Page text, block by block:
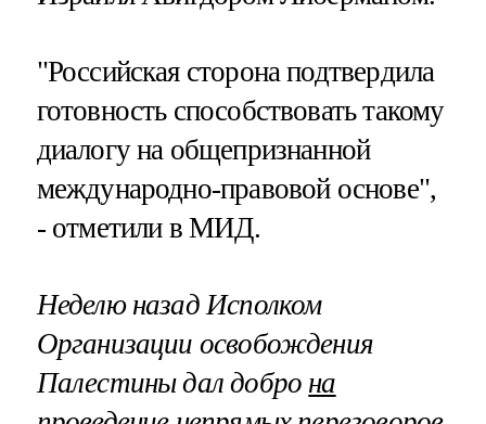
"Российская сторона подтвердила
готовность способствовать такому
диалогу на общепризнанной
международно-правовой основе",
- отметили в МИД.
Неделю назад Исполком
Организации освобождения
Палестины дал добро на